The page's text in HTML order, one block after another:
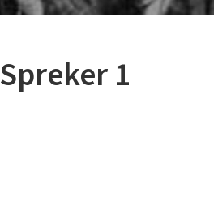
Spreker 1